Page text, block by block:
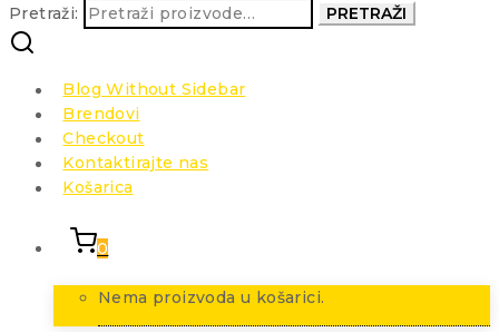
Pretraži: PRETRAŽI
Blog Without Sidebar
Brendovi
Checkout
Kontaktirajte nas
Košarica
0
Nema proizvoda u košarici.